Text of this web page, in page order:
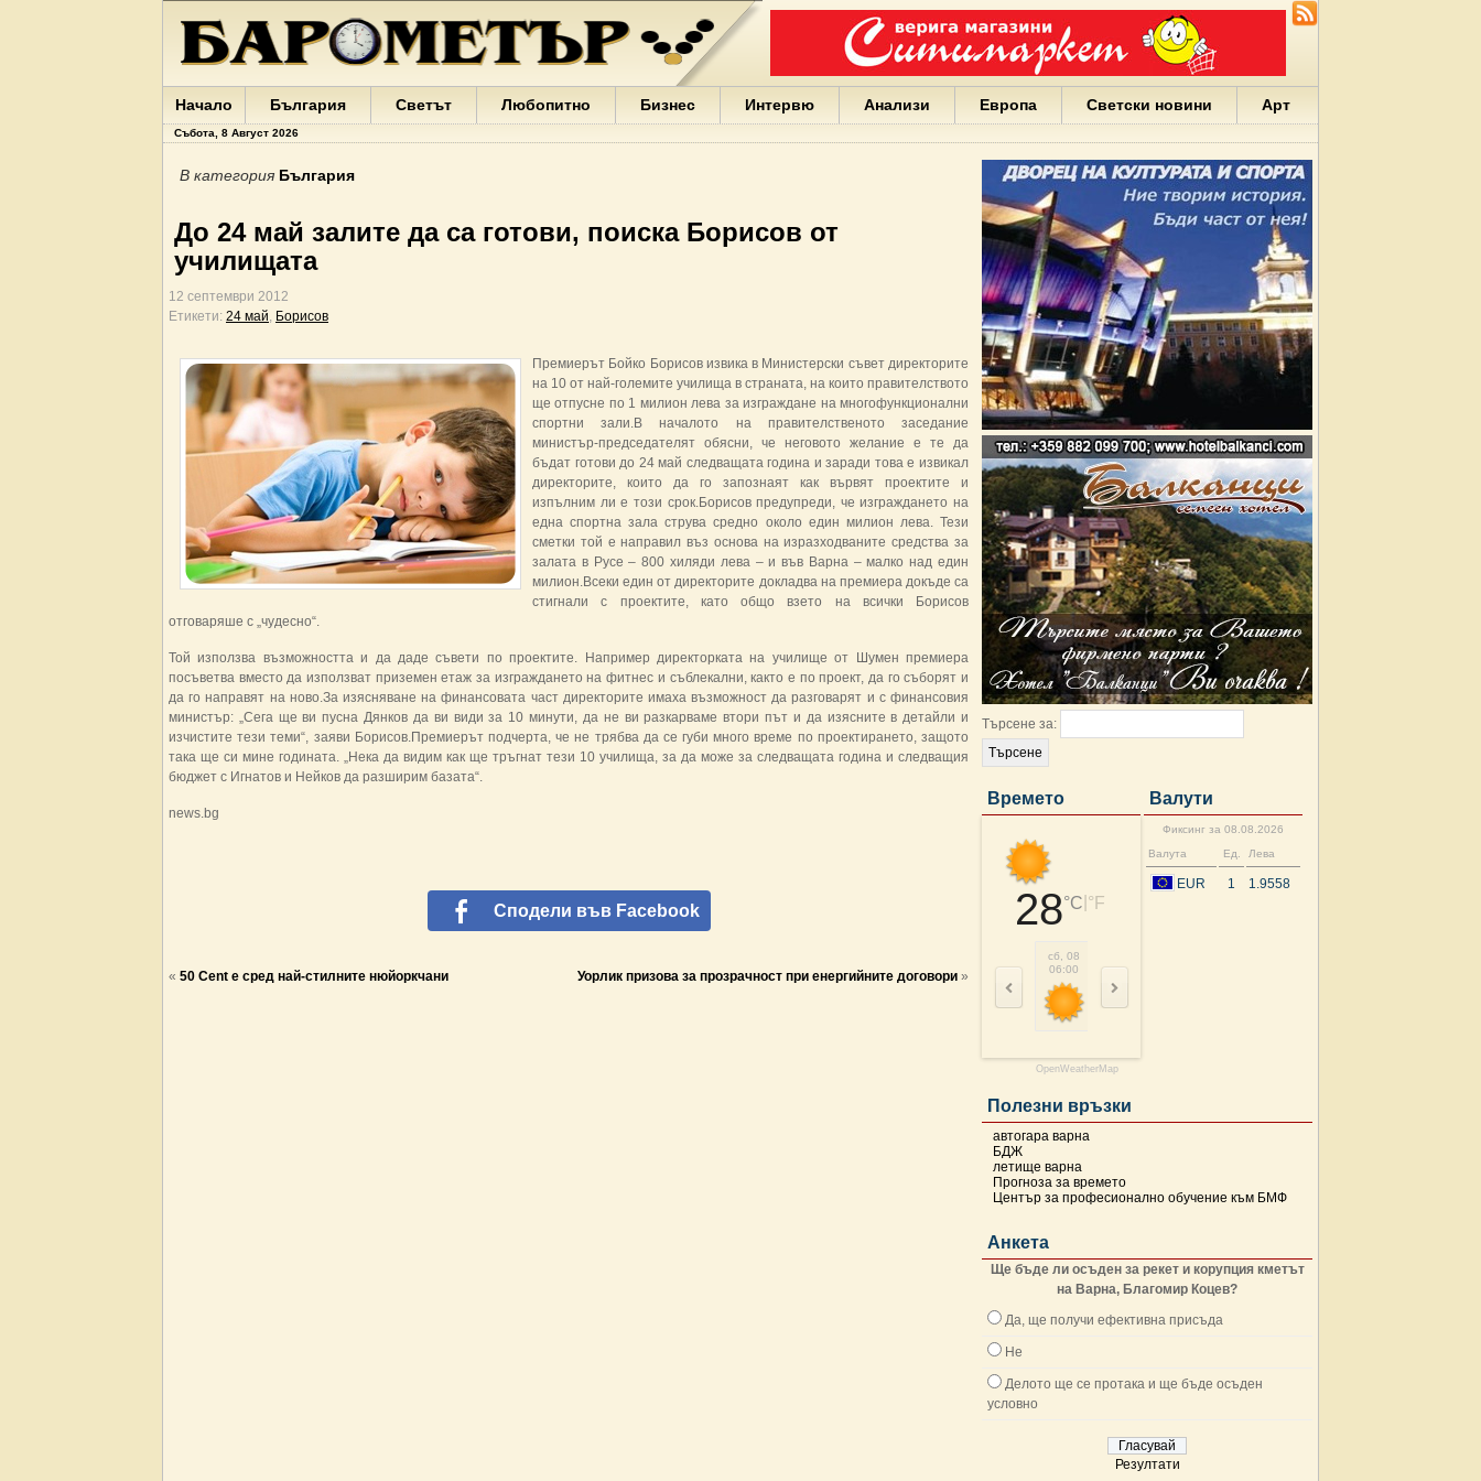
Варна
България
Портних
Facebook
ЕС
Борисов
Европа
Йорданов
българи
google
деца
Бербатов
ГЕРБ
Начало България Светът Любопитно Бизнес Интервю Анализи Европа Светски новини Арт
Събота, 8 Август 2026
Търсене за:
Времето
28°C °F
сб, 08
06:00
09:00
OpenWeatherMap
Валути
Фиксинг за 08.08.2026
Валута
Ед. Лева
EUR 1 1.9558
Полезни връзки
автогара варна
БДЖ
летище варна
Прогноза за времето
Център за професионално обучение към БМФ
Анкета
Ще бъде ли осъден за рекет и корупция кметът
на Варна, Благомир Коцев?
Да, ще получи ефективна присъда
Не
Делото ще се протака и ще бъде осъден
условно
Резултати
В категория България
До 24 май залите да са готови, поиска Борисов от
училищата
12 септември 2012
Етикети: 24 май, Борисов
Премиерът Бойко Борисов извика в Министерски съвет директорите
на 10 от най-големите училища в страната, на които правителството
ще отпусне по 1 милион лева за изграждане на многофункционални
спортни зали.В началото на правителственото заседание
министър-председателят обясни, че неговото желание е те да
бъдат готови до 24 май следващата година и заради това е извикал
директорите, които да го запознаят как вървят проектите и
изпълним ли е този срок.Борисов предупреди, че изграждането на
една спортна зала струва средно около един милион лева. Тези
сметки той е направил въз основа на изразходваните средства за
залата в Русе – 800 хиляди лева – и във Варна – малко над един
милион.Всеки един от директорите докладва на премиера докъде са
стигнали с проектите, като общо взето на всички Борисов
отговаряше с „чудесно“.
Той използва възможността и да даде съвети по проектите. Например директорката на училище от Шумен премиера
посъветва вместо да използват приземен етаж за изграждането на фитнес и съблекални, както е по проект, да го съборят и
да го направят на ново.За изясняване на финансовата част директорите имаха възможност да разговарят и с финансовия
министър: „Сега ще ви пусна Дянков да ви види за 10 минути, да не ви разкарваме втори път и да изясните в детайли и
изчистите тези теми“, заяви Борисов.Премиерът подчерта, че не трябва да се губи много време по проектирането, защото
така ще си мине годината. „Нека да видим как ще тръгнат тези 10 училища, за да може за следващата година и следващия
бюджет с Игнатов и Нейков да разширим базата“.
news.bg
Сподели във Facebook
« 50 Cent е сред най-стилните нюйоркчани Уорлик призова за прозрачност при енергийните договори »